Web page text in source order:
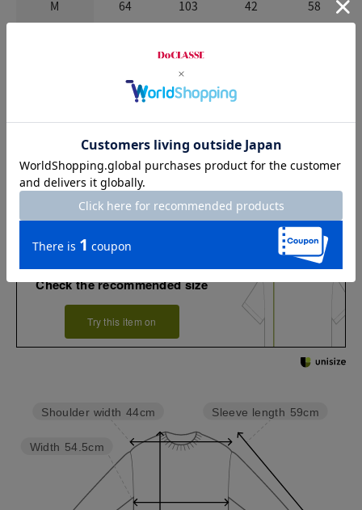
M 64 103 42 58
68 115
お店で試着する
店頭在庫を見る
Check the recommended size
Try this item on
Sleeve length 59cm
Width 54.5cm
Shoulder width 44cm